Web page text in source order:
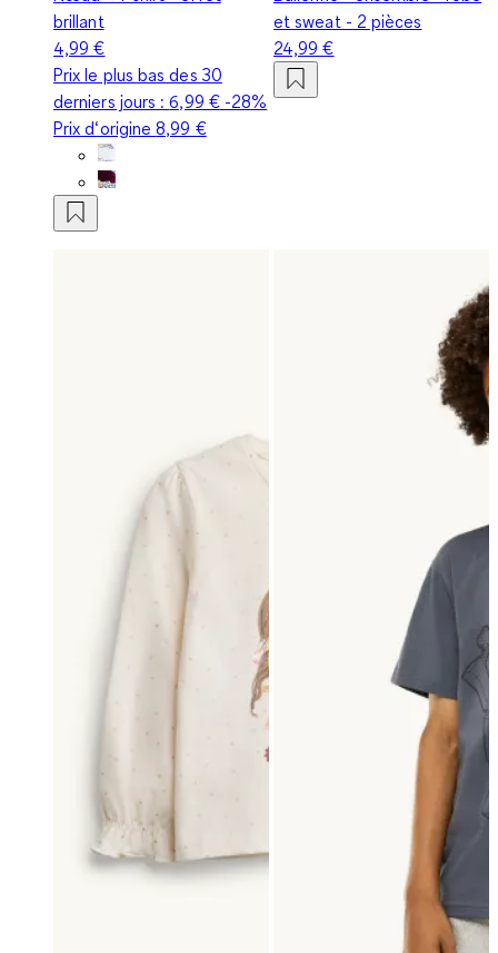
brillant
4,99 €
Prix le plus bas des 30
derniers jours :6,99 €-28%
Prix d‘origine8,99 €
et sweat - 2 pièces
24,99 €